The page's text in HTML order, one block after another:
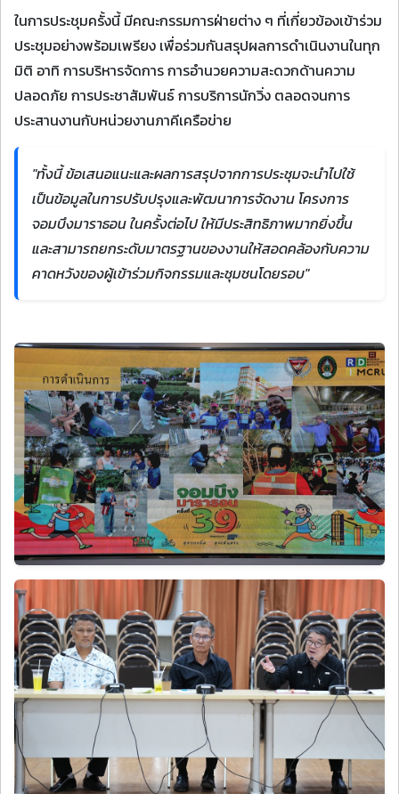
ในการประชุมครั้งนี้ มีคณะกรรมการฝ่ายต่าง ๆ ที่เกี่ยวข้องเข้าร่วม
ประชุมอย่างพร้อมเพรียง เพื่อร่วมกันสรุปผลการดำเนินงานในทุก
มิติ อาทิ การบริหารจัดการ การอำนวยความสะดวกด้านความ
ปลอดภัย การประชาสัมพันธ์ การบริการนักวิ่ง ตลอดจนการ
ประสานงานกับหน่วยงานภาคีเครือข่าย
"ทั้งนี้ ข้อเสนอแนะและผลการสรุปจากการประชุมจะนำไปใช้
เป็นข้อมูลในการปรับปรุงและพัฒนาการจัดงาน โครงการ
จอมบึงมาราธอน ในครั้งต่อไป ให้มีประสิทธิภาพมากยิ่งขึ้น
และสามารถยกระดับมาตรฐานของงานให้สอดคล้องกับความ
คาดหวังของผู้เข้าร่วมกิจกรรมและชุมชนโดยรอบ"